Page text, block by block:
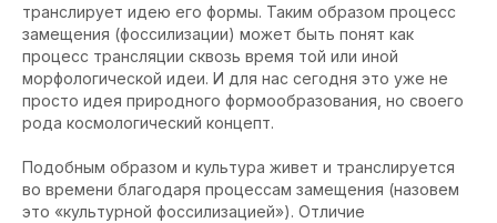
транслирует идею его формы. Таким образом процесс
замещения (фоссилизации) может быть понят как
процесс трансляции сквозь время той или иной
морфологической идеи. И для нас сегодня это уже не
просто идея природного формообразования, но своего
рода космологический концепт.
Подобным образом и культура живет и транслируется
во времени благодаря процессам замещения (назовем
это «культурной фоссилизацией»). Отличие